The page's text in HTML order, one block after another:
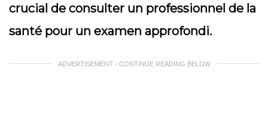
crucial de consulter un professionnel de la
santé pour un examen approfondi.
ADVERTISEMENT - CONTINUE READING BELOW